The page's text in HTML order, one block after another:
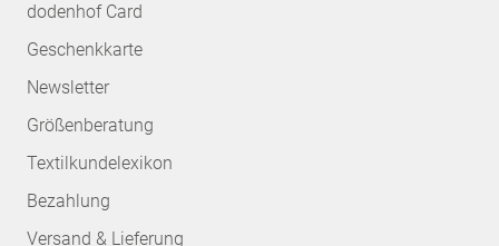
dodenhof Card
Geschenkkarte
Newsletter
Größenberatung
Textilkundelexikon
Bezahlung
Versand & Lieferung